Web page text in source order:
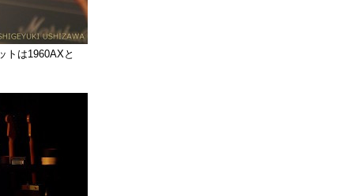
トは1960AXと